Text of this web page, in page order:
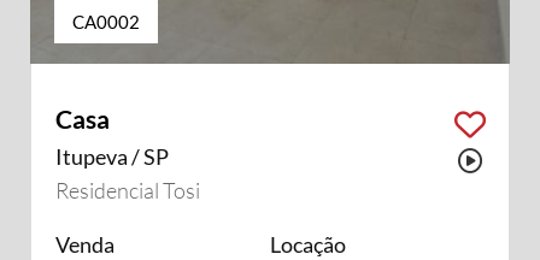
CA0002
Casa
Itupeva / SP
Residencial Tosi
Venda Locação